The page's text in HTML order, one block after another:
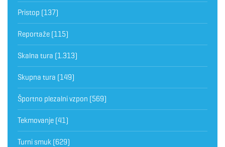
Pristop (137)
Reportaže (115)
Skalna tura (1.313)
Skupna tura (149)
Športno plezalni vzpon (569)
Tekmovanje (41)
Turni smuk (629)